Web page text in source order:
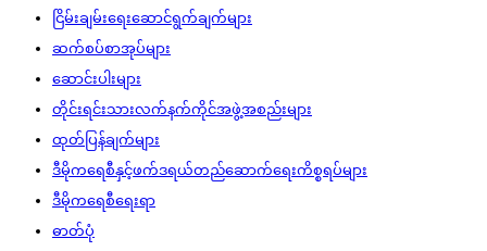
ငြိမ်းချမ်းရေးဆောင်ရွက်ချက်များ
ဆက်စပ်စာအုပ်များ
ဆောင်းပါးများ
တိုင်းရင်းသားလက်နက်ကိုင်အဖွဲ့အစည်းများ
ထုတ်ပြန်ချက်များ
ဒီမိုကရေစီနှင့်ဖက်ဒရယ်တည်ဆောက်‌ရေးကိစ္စရပ်များ
ဒီမိုကရေစီရေးရာ
ဓာတ်ပုံ